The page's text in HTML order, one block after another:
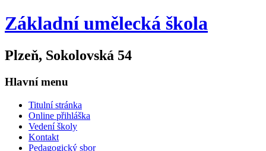
Základní umělecká škola
Plzeň, Sokolovská 54
Hlavní menu
Titulní stránka
Online přihláška
Vedení školy
Kontakt
Pedagogický sbor